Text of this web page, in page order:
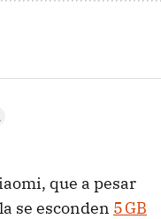
que a pesar
se esconden 5 GB